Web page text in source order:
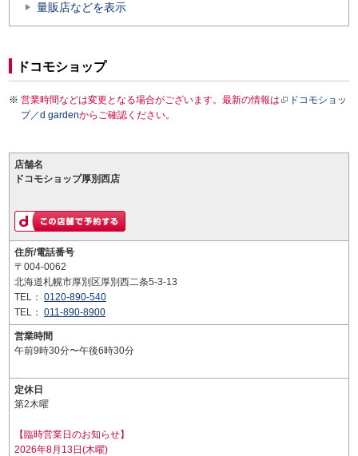
量販店などを表示
ドコモショップ
営業時間などは変更となる場合がございます。最新の情報は
ドコモショッ
プ／d gardenからご確認ください。
店舗名
ドコモショップ厚別西店
住所/電話番号
〒004-0062
北海道札幌市厚別区厚別西二条5-3-13
TEL： 0120-890-540
TEL： 011-890-8900
営業時間
午前9時30分〜午後6時30分
定休日
第2木曜
【臨時営業日のお知らせ】
2026年8月13日(木曜)